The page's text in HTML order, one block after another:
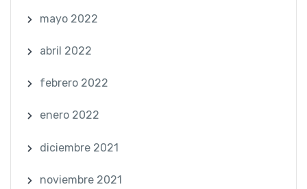
mayo 2022
abril 2022
febrero 2022
enero 2022
diciembre 2021
noviembre 2021